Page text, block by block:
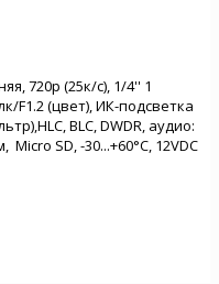
720p (25к/с), 1/4'' 1
F1.2 (цвет), ИК-подсветка
BLC, DWDR, аудио:
SD, -30...+60°C, 12VDC